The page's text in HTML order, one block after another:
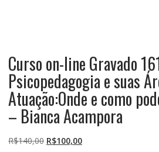
Curso on-line Gravado
Psicopedagogia e suas
Atuação:Onde e como
– Bianca Acampora
R$140,00 O
R$100,00O